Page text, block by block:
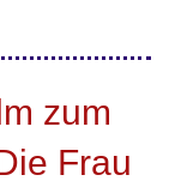
zum
Frau